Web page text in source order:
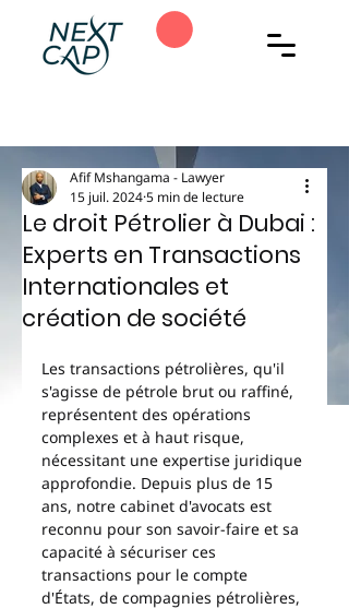
Le droit Pétrolier à Dubai :
Experts en Transactions
Internationales et
création de société
Afif Mshangama - Lawyer
15 juil. 20245 min de lecture
Les transactions pétrolières, qu'il
s'agisse de pétrole brut ou raffiné,
représentent des opérations
complexes et à haut risque,
nécessitant une expertise juridique
approfondie. Depuis plus de 15
ans, notre cabinet d'avocats est
reconnu pour son savoir-faire et sa
capacité à sécuriser ces
transactions pour le compte
d'États, de compagnies pétrolières,